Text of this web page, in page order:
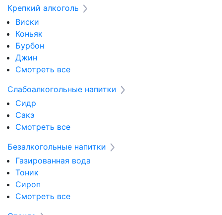
Крепкий алкоголь
Виски
Коньяк
Бурбон
Джин
Смотреть все
Слабоалкогольные напитки
Сидр
Сакэ
Смотреть все
Безалкогольные напитки
Газированная вода
Тоник
Сироп
Смотреть все